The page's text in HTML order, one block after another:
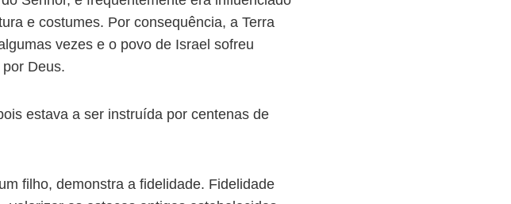
e costumes. Por consequência, a Terra
vezes e o povo de Israel sofreu
Deus.
estava a ser instruída por centenas de
filho, demonstra a fidelidade. Fidelidade